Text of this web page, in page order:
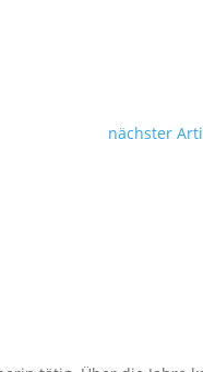
nächster